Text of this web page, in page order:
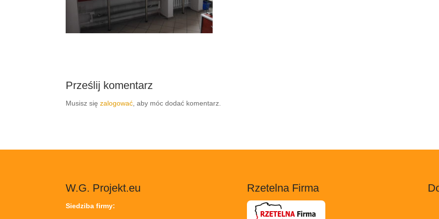
Prześlij komentarz
Musisz sięzalogować , aby móc dodać komentarz.
W.G. Projekt.eu
Siedziba firmy:
Rzetelna Firma